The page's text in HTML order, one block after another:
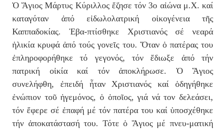
Ὁ Ἅγιος Μάρτυς Κύριλλος ἔζησε τόν 3ο αἰώνα μ.Χ. καί
καταγόταν ἀπό εἰδωλολατρική οἰκογένεια τῆς
Καππαδοκίας. Ἐβα-πτίσθηκε Χριστιανός σέ νεαρά
ἡλικία κρυφά ἀπό τούς γονεῖς του. Ὅταν ὁ πατέρας του
ἐπληροφορήθηκε τό γεγονός, τόν ἔδιωξε ἀπό τήν
πατρική οἰκία καί τόν ἀποκλήρωσε. Ὁ Ἅγιος
συνελήφθη, ἐπειδή ἦταν Χριστιανός καί ὁδηγήθηκε
ἐνώπιον τοῦ ἡγεμόνος, ὁ ὁποῖος, γιά νά τον δελεάσει,
τόν ἔφερε σέ ἐπαφή μέ τόν πατέρα του καί ὑποσχέθηκε
τήν ἀποκατάστασή του. Τότε ὁ Ἅγιος μέ πνευ-ματική